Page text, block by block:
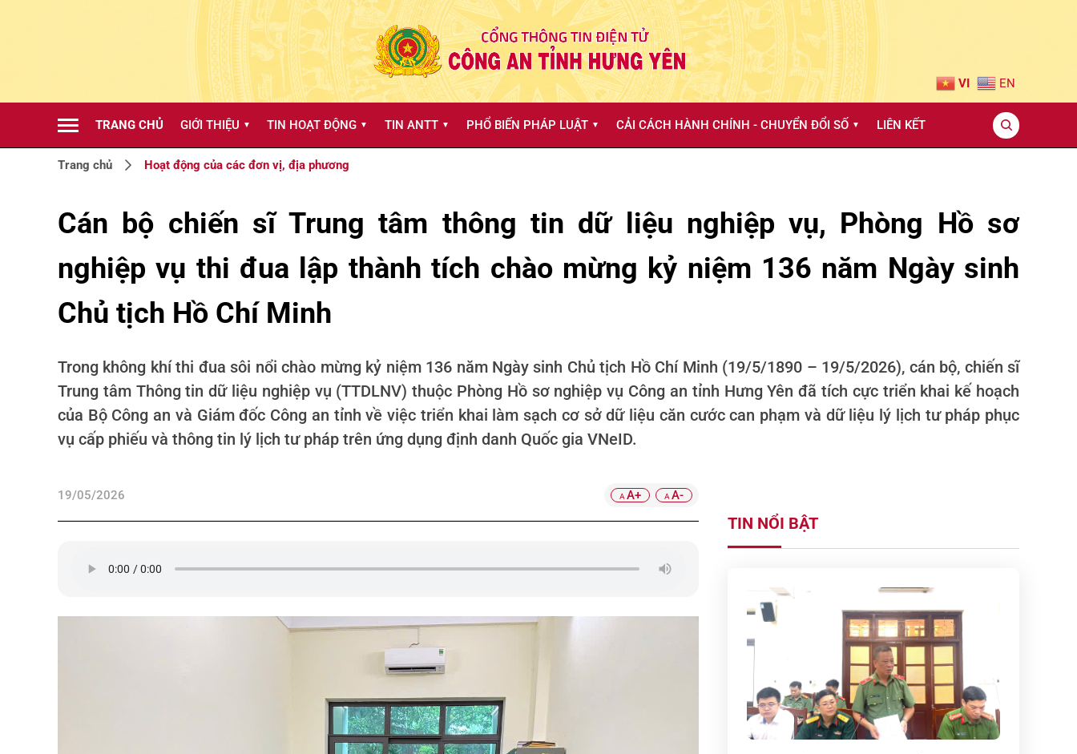
VI EN
TRANG CHỦ GIỚI THIỆU ▼ TIN HOẠT ĐỘNG ▼ TIN ANTT ▼ PHỔ BIẾN PHÁP LUẬT ▼ CẢI CÁCH HÀNH CHÍNH - CHUYỂN ĐỔI SỐ ▼ LIÊN KẾT
Trang chủ Hoạt động của các đơn vị, địa phương
Cán bộ chiến sĩ Trung tâm thông tin dữ liệu nghiệp vụ, Phòng Hồ sơ
nghiệp vụ thi đua lập thành tích chào mừng kỷ niệm 136 năm Ngày sinh
Chủ tịch Hồ Chí Minh
Trong không khí thi đua sôi nổi chào mừng kỷ niệm 136 năm Ngày sinh Chủ tịch Hồ Chí Minh (19/5/1890 – 19/5/2026), cán bộ, chiến sĩ
Trung tâm Thông tin dữ liệu nghiệp vụ (TTDLNV) thuộc Phòng Hồ sơ nghiệp vụ Công an tỉnh Hưng Yên đã tích cực triển khai kế hoạch
của Bộ Công an và Giám đốc Công an tỉnh về việc triển khai làm sạch cơ sở dữ liệu căn cước can phạm và dữ liệu lý lịch tư pháp phục
vụ cấp phiếu và thông tin lý lịch tư pháp trên ứng dụng định danh Quốc gia VNeID.
19/05/2026 A A+ A A-
TIN NỔI BẬT